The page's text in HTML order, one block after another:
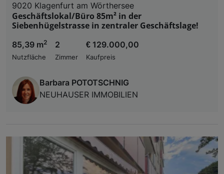
9020 Klagenfurt am Wörthersee
Geschäftslokal/Büro 85m² in der
Siebenhügelstrasse in zentraler Geschäftslage!
85,39 m2
Nutzfläche
2
Zimmer
€ 129.000,00
Kaufpreis
Barbara POTOTSCHNIG
NEUHAUSER IMMOBILIEN